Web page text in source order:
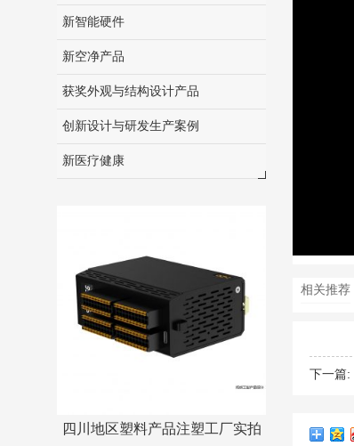
新智能硬件
新空净产品
获奖外观与结构设计产品
创新设计与研发生产案例
新医疗健康
四川地区塑料产品注塑工厂实拍
相关推荐
下一篇: